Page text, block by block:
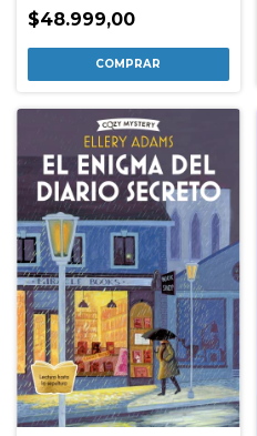
$48.999,00